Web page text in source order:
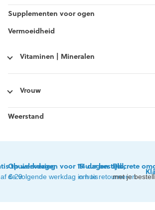
Supplementen voor ogen
Vermoeidheid
Vitaminen | Mineralen
Vrouw
Weerstand
thuislevering
€ 29
Op werkdagen voor 15 uur besteld,
de volgende werkdag in huis
14 dagen tijd
om te retourneren
Discrete
met je